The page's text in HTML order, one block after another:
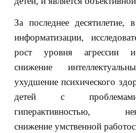
За последнее десятилетие,
информатизации,
рост уровня агрессии и
снижение
ухудшение психического
детей с
гиперактивностью,
снижение умственной